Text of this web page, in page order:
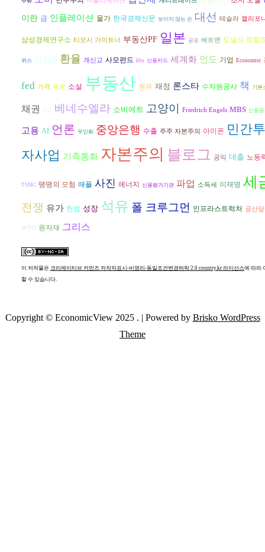
이란 금 인플레이션 물가 한국경제신문 보이지 않는 손 대선 테슬라 캘리포
삼성경제연구소 티모시 가이트너 부동산PF 일본 공포 배트맨 도널드 트럼
위스 최경환 환율 개신교 사모펀드 kbs 신용카드 세계화 인도 기업 Economist
fed 가격 유로 소설 부동산 원유 재정 론스타 수자원공사 책 기본
채권 베네수엘라 소비에트 고양이 Friedrich Engels MBS 신용
고용 AI 언론 무인화 중앙은행 수출 주주 자본주의 아이폰 민간투
자사업 기축통화 자본주의 블로그 공익 대출 노동
TSMC 땡땡의 모험 애플 사진 에너지 신용평가기관 파업 소득세 이재명 세
전쟁 유가 헌법 성장 석유 폴 크루그먼 인프라스트럭처 공산당
WTO 원자재 그리스
이 저작물은 크리에이티브 커먼즈 저작자표시-비영리-동일조건변경허락 2.0 country.kr 라이선스에 따라
할 수 있습니다.
Copyright © EconomicView 2025 . | Powered by Brisko WordPress
Theme